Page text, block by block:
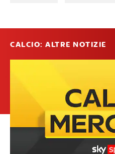
CALCIO: ALTRE NOTIZIE